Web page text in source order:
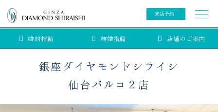
来店予約
婚約指輪 結婚指輪 店舗のご案内
0078-6000-5222
カタログ請求
銀座ダイヤモンドシライシ
仙台パルコ２店